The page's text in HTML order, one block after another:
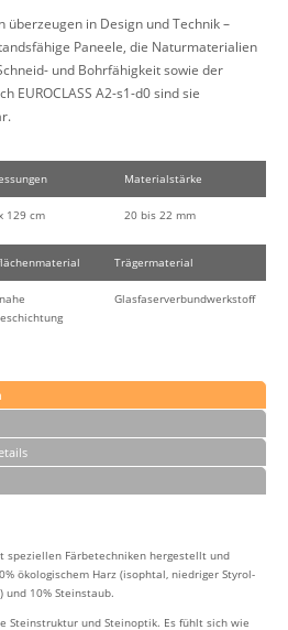
in Design und Technik –
Paneele, die Naturmaterialien
und Bohrfähigkeit sowie der
EUROCLASS A2-s1-d0 sind sie
Materialstärke
129 cm 20 bis 22 mm
Trägermaterial
Glasfaserverbundwerkstoff
speziellen Färbetechniken hergestellt und
ökologischem Harz (isophtal, niedriger Styrol-
und 10% Steinstaub.
Steinstruktur und Steinoptik. Es fühlt sich wie